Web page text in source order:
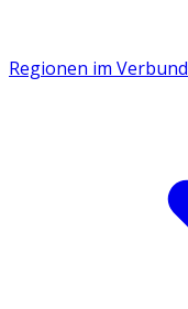
Regionen im Verbund